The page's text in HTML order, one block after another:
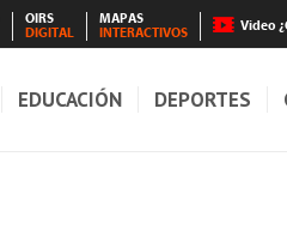
OIRS
DIGITAL
MAPAS
INTERACTIVOS
Video
EDUCACIÓN DEPORTES